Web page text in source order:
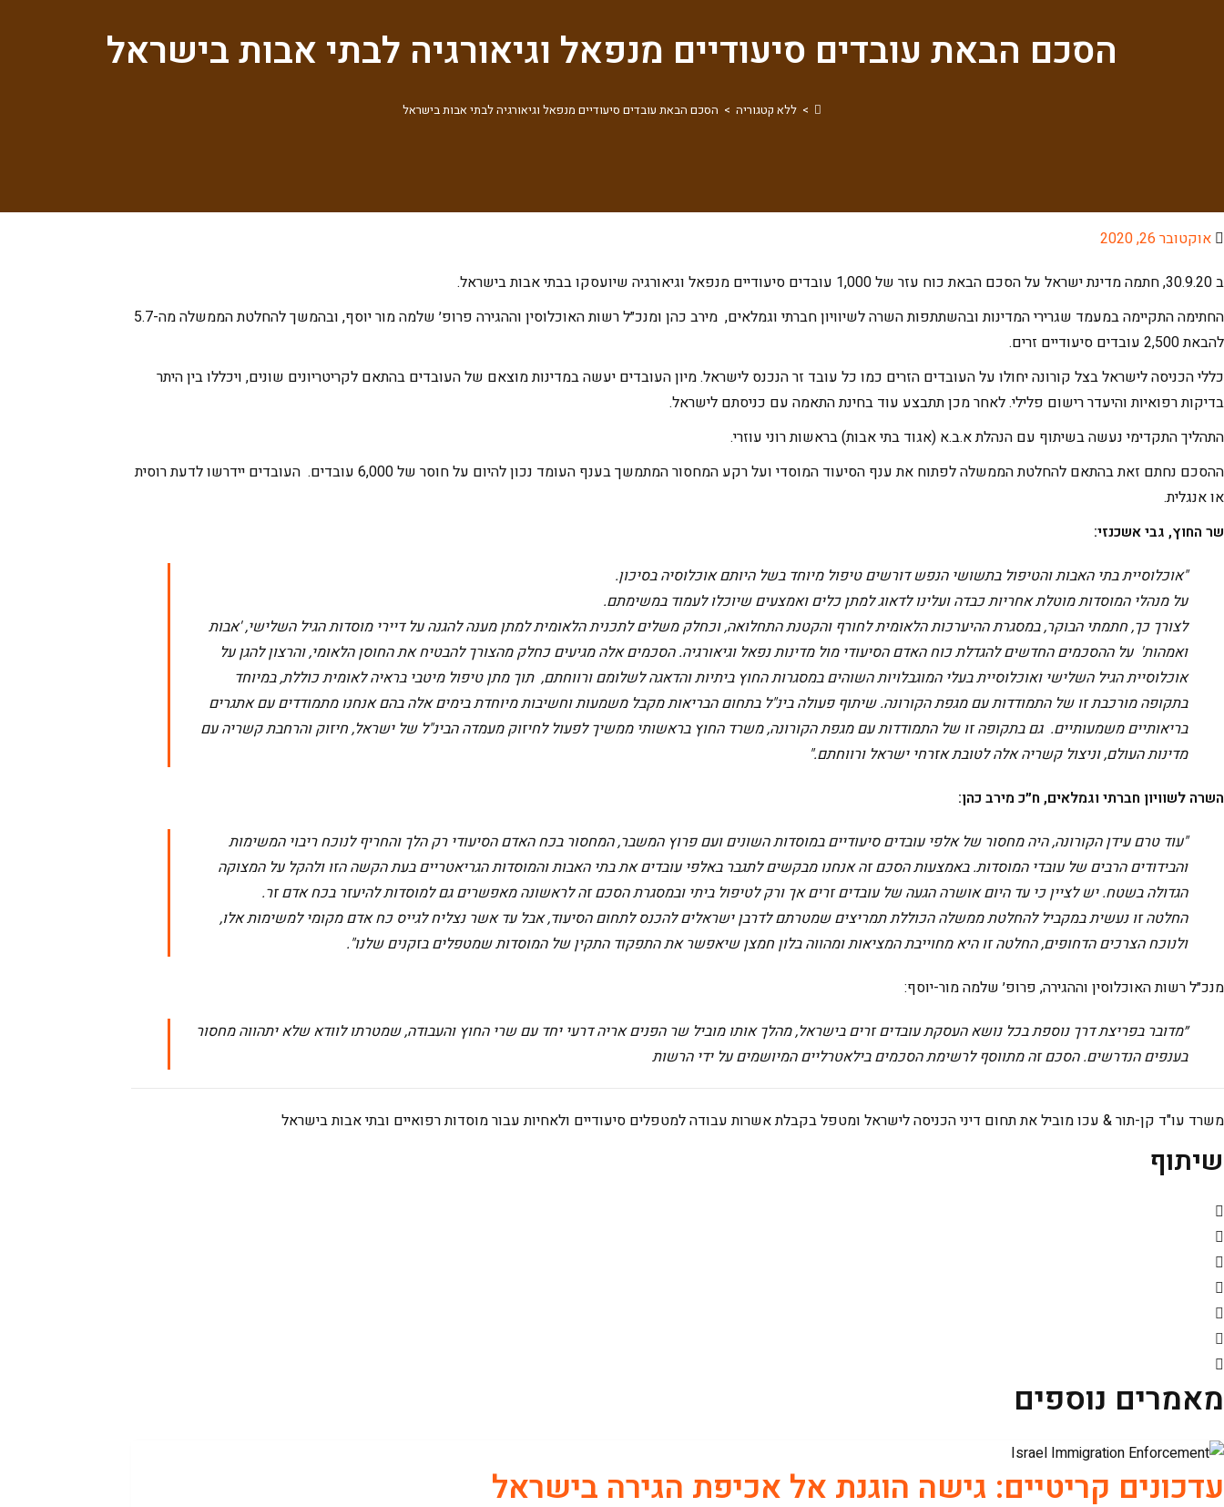
הסכם הבאת עובדים סיעודיים מנפאל וגיאורגיה לבתי אבות בישראל
> ללא קטגוריה > הסכם הבאת עובדים סיעודיים מנפאל וגיאורגיה לבתי אבות בישראל
אוקטובר 26, 2020
ב 30.9.20, חתמה מדינת ישראל על הסכם הבאת כוח עזר של 1,000 עובדים סיעודיים מנפאל וגיאורגיה שיועסקו בבתי אבות בישראל.
החתימה התקיימה במעמד שגרירי המדינות ובהשתתפות השרה לשיוויון חברתי וגמלאים, מירב כהן ומנכ״ל רשות האוכלוסין וההגירה פרופ׳ שלמה מור יוסף, ובהמשך להחלטת הממשלה מה-5.7
להבאת 2,500 עובדים סיעודיים זרים.
כללי הכניסה לישראל בצל קורונה יחולו על העובדים הזרים כמו כל עובד זר הנכנס לישראל. מיון העובדים יעשה במדינות מוצאם של העובדים בהתאם לקריטריונים שונים, ויכללו בין היתר
בדיקות רפואיות והיעדר רישום פלילי. לאחר מכן תתבצע עוד בחינת התאמה עם כניסתם לישראל.
התהליך התקדימי נעשה בשיתוף עם הנהלת א.ב.א (אגוד בתי אבות) בראשות רוני עוזרי.
ההסכם נחתם זאת בהתאם להחלטת הממשלה לפתוח את ענף הסיעוד המוסדי ועל רקע המחסור המתמשך בענף העומד נכון להיום על חוסר של 6,000 עובדים. העובדים יידרשו לדעת רוסית
או אנגלית.
שר החוץ, גבי אשכנזי:
"אוכלוסיית בתי האבות והטיפול בתשושי הנפש דורשים טיפול מיוחד בשל היותם אוכלוסיה בסיכון.
על מנהלי המוסדות מוטלת אחריות כבדה ועלינו לדאוג למתן כלים ואמצעים שיוכלו לעמוד במשימתם.
לצורך כך, חתמתי הבוקר, במסגרת ההיערכות הלאומית לחורף והקטנת התחלואה, וכחלק משלים לתכנית הלאומית למתן מענה להגנה על דיירי מוסדות הגיל השלישי, 'אבות
ואמהות' על ההסכמים החדשים להגדלת כוח האדם הסיעודי מול מדינות נפאל וגיאורגיה. הסכמים אלה מגיעים כחלק מהצורך להבטיח את החוסן הלאומי, והרצון להגן על
אוכלוסיית הגיל השלישי ואוכלוסיית בעלי המוגבלויות השוהים במסגרות החוץ ביתיות והדאגה לשלומם ורווחתם, תוך מתן טיפול מיטבי בראיה לאומית כוללת, במיוחד
בתקופה מורכבת זו של התמודדות עם מגפת הקורונה. שיתוף פעולה בינ"ל בתחום הבריאות מקבל משמעות וחשיבות מיוחדת בימים אלה בהם אנחנו מתמודדים עם אתגרים
בריאותיים משמעותיים. גם בתקופה זו של התמודדות עם מגפת הקורונה, משרד החוץ בראשותי ממשיך לפעול לחיזוק מעמדה הבינ"ל של ישראל, חיזוק והרחבת קשריה עם
מדינות העולם, וניצול קשריה אלה לטובת אזרחי ישראל ורווחתם."
השרה לשוויון חברתי וגמלאים, ח״כ מירב כהן:
"עוד טרם עידן הקורונה, היה מחסור של אלפי עובדים סיעודיים במוסדות השונים ועם פרוץ המשבר, המחסור בכח האדם הסיעודי רק הלך והחריף לנוכח ריבוי המשימות
והבידודים הרבים של עובדי המוסדות. באמצעות הסכם זה אנחנו מבקשים לתגבר באלפי עובדים את בתי האבות והמוסדות הגריאטריים בעת הקשה הזו ולהקל על המצוקה
הגדולה בשטח. יש לציין כי עד היום אושרה הגעה של עובדים זרים אך ורק לטיפול ביתי ובמסגרת הסכם זה לראשונה מאפשרים גם למוסדות להיעזר בכח אדם זר.
החלטה זו נעשית במקביל להחלטת ממשלה הכוללת תמריצים שמטרתם לדרבן ישראלים להכנס לתחום הסיעוד, אבל עד אשר נצליח לגייס כח אדם מקומי למשימות אלו,
ולנוכח הצרכים הדחופים, החלטה זו היא מחוייבת המציאות ומהווה בלון חמצן שיאפשר את התפקוד התקין של המוסדות שמטפלים בזקנים שלנו".
מנכ״ל רשות האוכלוסין וההגירה, פרופ׳ שלמה מור-יוסף:
״מדובר בפריצת דרך נוספת בכל נושא העסקת עובדים זרים בישראל, מהלך אותו מוביל שר הפנים אריה דרעי יחד עם שרי החוץ והעבודה, שמטרתו לוודא שלא יתהווה מחסור
בענפים הנדרשים. הסכם זה מתווסף לרשימת הסכמים בילאטרליים המיושמים על ידי הרשות
משרד עו"ד קן-תור & עכו מוביל את תחום דיני הכניסה לישראל ומטפל בקבלת אשרות עבודה למטפלים סיעודיים ולאחיות עבור מוסדות רפואיים ובתי אבות בישראל
שיתוף
מאמרים נוספים
עדכונים קריטיים: גישה הוגנת אל אכיפת הגירה בישראל